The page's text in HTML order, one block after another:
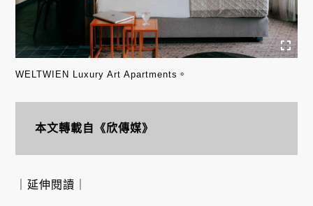
WELTWIEN Luxury Art Apartments。
本文轉載自《欣傳媒》
｜延伸閱讀｜